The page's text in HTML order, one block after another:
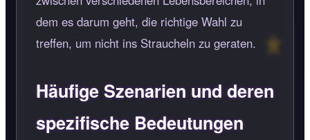
dem es darum geht, die richtige Wahl zu
treffen, um nicht ins Straucheln zu geraten.
Häufige Szenarien und deren
spezifische Bedeutungen